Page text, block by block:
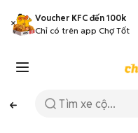
Voucher KFC đến 100k
Chỉ có trên app Chợ Tốt